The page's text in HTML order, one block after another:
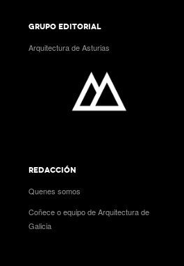
GRUPO EDITORIAL
Arquitectura de Asturias
REDACCIÓN
Quenes somos
Coñece o equipo de Arquitectura de
Galicia